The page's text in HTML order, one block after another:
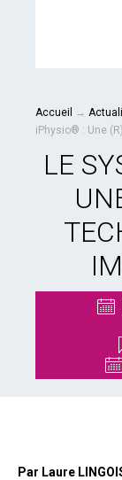
Accueil →
iPhysio® : Une
LE
Par Laure